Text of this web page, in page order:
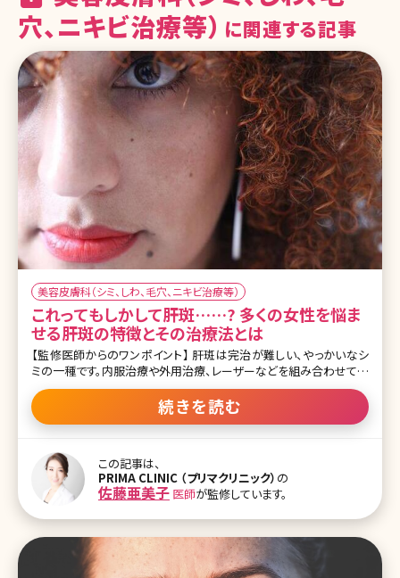
穴、ニキビ治療等） に関連する記事
美容皮膚科（シミ、しわ、毛穴、ニキビ治療等）
これってもしかして肝斑……? 多くの女性を悩ま
せる肝斑の特徴とその治療法とは
【監修医師からのワンポイント】 肝斑は完治が難しい、やっかいなシ
ミの一種です。内服治療や外用治療、レーザーなどを組み合わせて複
合的な治療が必要になります。ご自身でも普段から紫外線ケアや、洗
顔やメイクのときにこすらないように注意するなど、肝斑を悪化させ
ない工夫をしっかりと行ってくださいね。 そもそも肝斑って何? 肝斑
すが、肝斑はいわゆるシミの一つです。 ほほ骨から鼻にかけての部
分や額、口の周りにみられることが多い薄茶色の色素斑で、左右対称
に出現するのが特徴です。また輪郭はあいまいではっきりしないもの
が多く、広い範囲にもやっと広がって見えます。 一般的にシミと呼ば
れているものは老人性色素斑(ろうじんせいしきそはん)といい、こちら
続きを読む
この記事は、
PRIMA CLINIC （プリマクリニック） の
佐藤亜美子 医師が監修しています。